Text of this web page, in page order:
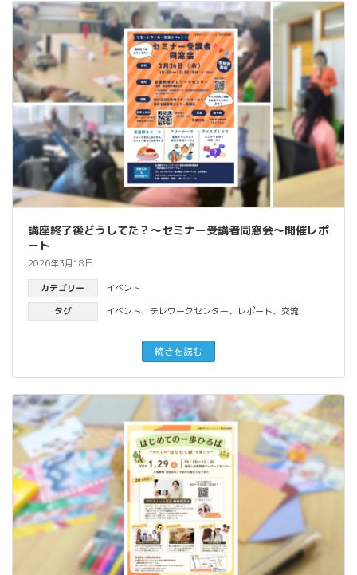
講座終了後どうしてた？～セミナー受講者同窓会～開催レポ
ート
2026年3月18日
カテゴリー
イベント
タグ
イベント、 テレワークセンター、 レポート、 交流
続きを読む